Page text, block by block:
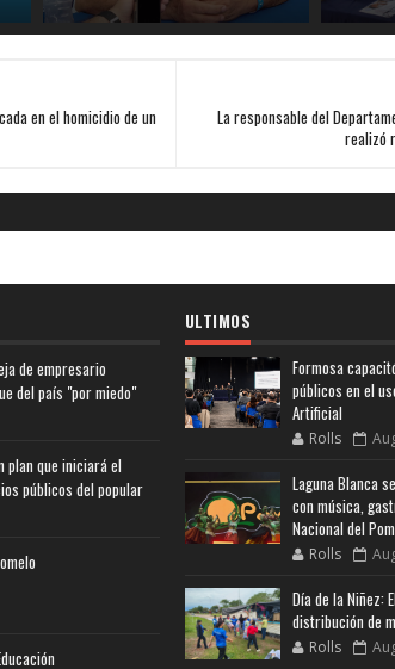
La responsable del
realizó
en el homicidio de un
de empresario
del país "por miedo"
plan que iniciará el
públicos del popular
ULTIMOS
Formosa
públicos en el
Artificial
Rolls
Laguna Blanca
con música,
Nacional del
Rolls
Día de la Niñez:
distribución de
Rolls